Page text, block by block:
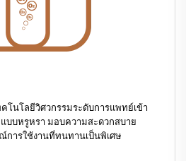
โนโลยีวิศวกรรมระดับการแพทย์เข้า
บบหรูหรา มอบความสะดวกสบาย
การใช้งานที่ทนทานเป็นพิเศษ